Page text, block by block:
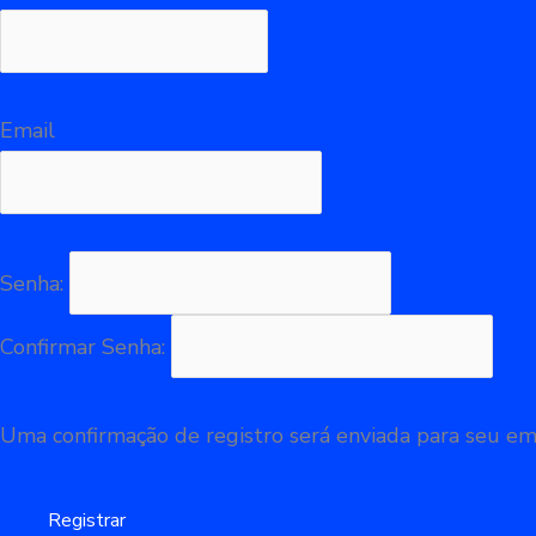
Email
Senha:
Confirmar Senha:
Uma confirmação de registro será enviada para seu